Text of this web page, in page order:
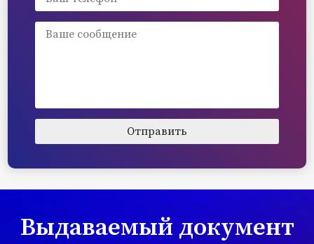
Выдаваемый документ